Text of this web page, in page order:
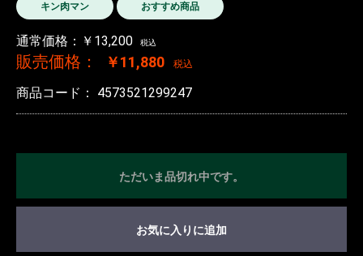
キン肉マン おすすめ商品
通常価格：￥13,200 税込
販売価格： ￥11,880 税込
商品コード： 4573521299247
ただいま品切れ中です。
お気に入りに追加